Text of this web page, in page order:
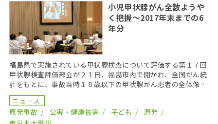
小児甲状腺がん全数ようや
く把握〜2017年末までの6
年分
福島県で実施されている甲状腺検査について評価する第１７回
甲状腺検査評価部会が２１日、福島市内で開かれ、全国がん統
計をもとに、事故当時１８歳以下の甲状腺がん患者の全体像が
初めて公表された。２０１７年１２月末までに甲状腺がん […]
ニュース
原発事故
公害・健康被害 子ども
原発